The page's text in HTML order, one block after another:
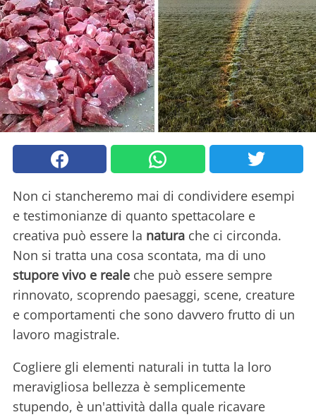
Non ci stancheremo mai di condividere esempi
e testimonianze di quanto spettacolare e
creativa può essere la natura che ci circonda.
Non si tratta una cosa scontata, ma di uno
stupore vivo e reale che può essere sempre
rinnovato, scoprendo paesaggi, scene, creature
e comportamenti che sono davvero frutto di un
lavoro magistrale.
Cogliere gli elementi naturali in tutta la loro
meravigliosa bellezza è semplicemente
stupendo, è un'attività dalla quale ricavare